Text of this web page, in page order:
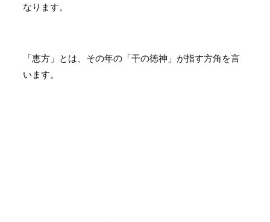
なります。
「恵方」とは、その年の「干の徳神」が指す方角を言
います。